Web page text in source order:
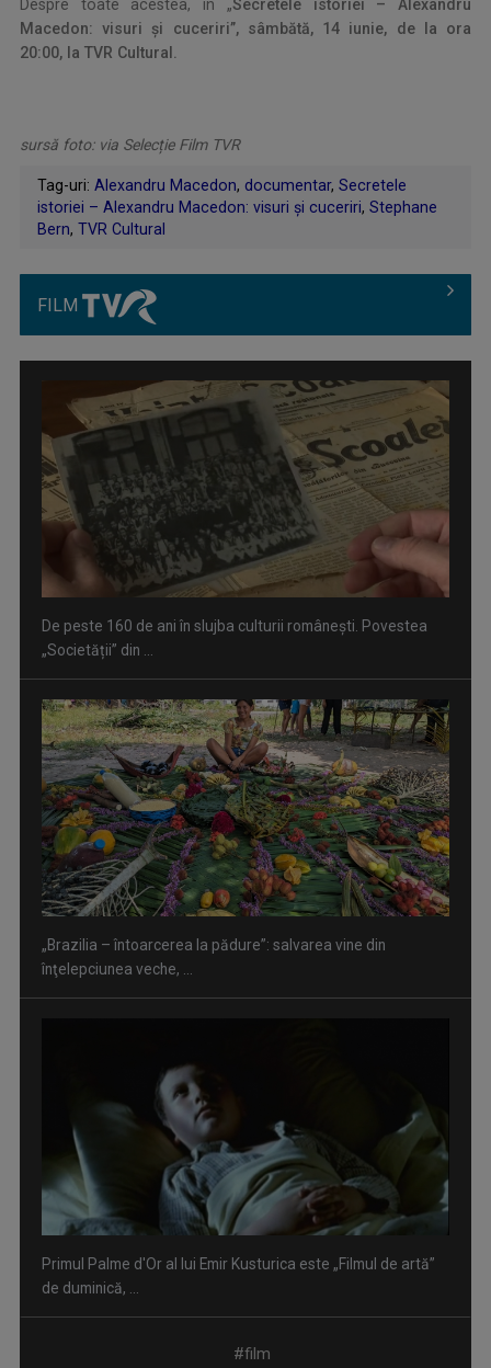
Despre toate acestea, în „Secretele istoriei – Alexandru
Macedon: visuri și cuceriri”, sâmbătă, 14 iunie, de la ora
20:00, la TVR Cultural.
sursă foto: via Selecție Film TVR
Tag-uri: Alexandru Macedon, documentar, Secretele
istoriei – Alexandru Macedon: visuri și cuceriri, Stephane
Bern, TVR Cultural
FILM
De peste 160 de ani în slujba culturii românești. Povestea
„Societății” din ...
„Brazilia – întoarcerea la pădure”: salvarea vine din
înţelepciunea veche, ...
Primul Palme d'Or al lui Emir Kusturica este „Filmul de artă”
de duminică, ...
#film